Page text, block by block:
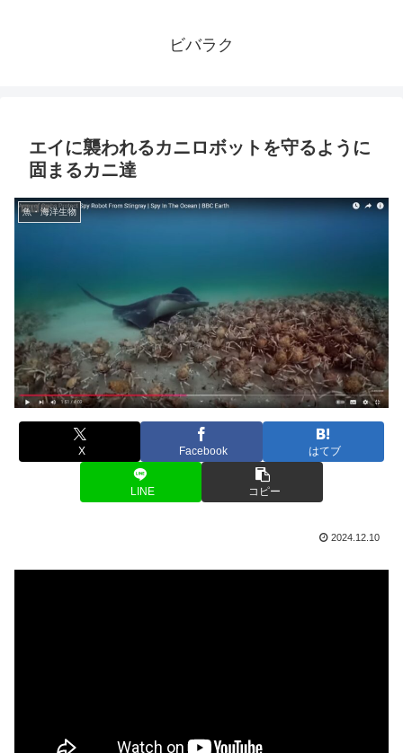
ビバラク
エイに襲われるカニロボットを守るように
固まるカニ達
魚・海洋生物
X Facebook はてブ
LINE コピー
2024.12.10